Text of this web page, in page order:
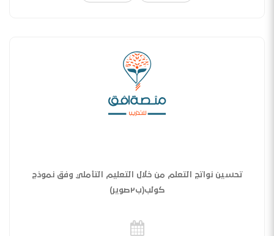
تحسين نواتج التعلم من خلال التعليم التأملي وفق نموذج
كولب(ب٢صوير)